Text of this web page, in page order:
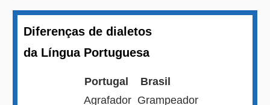
Diferenças de dialetos
da Língua Portuguesa
Portugal
Brasil
Agrafador Grampeador